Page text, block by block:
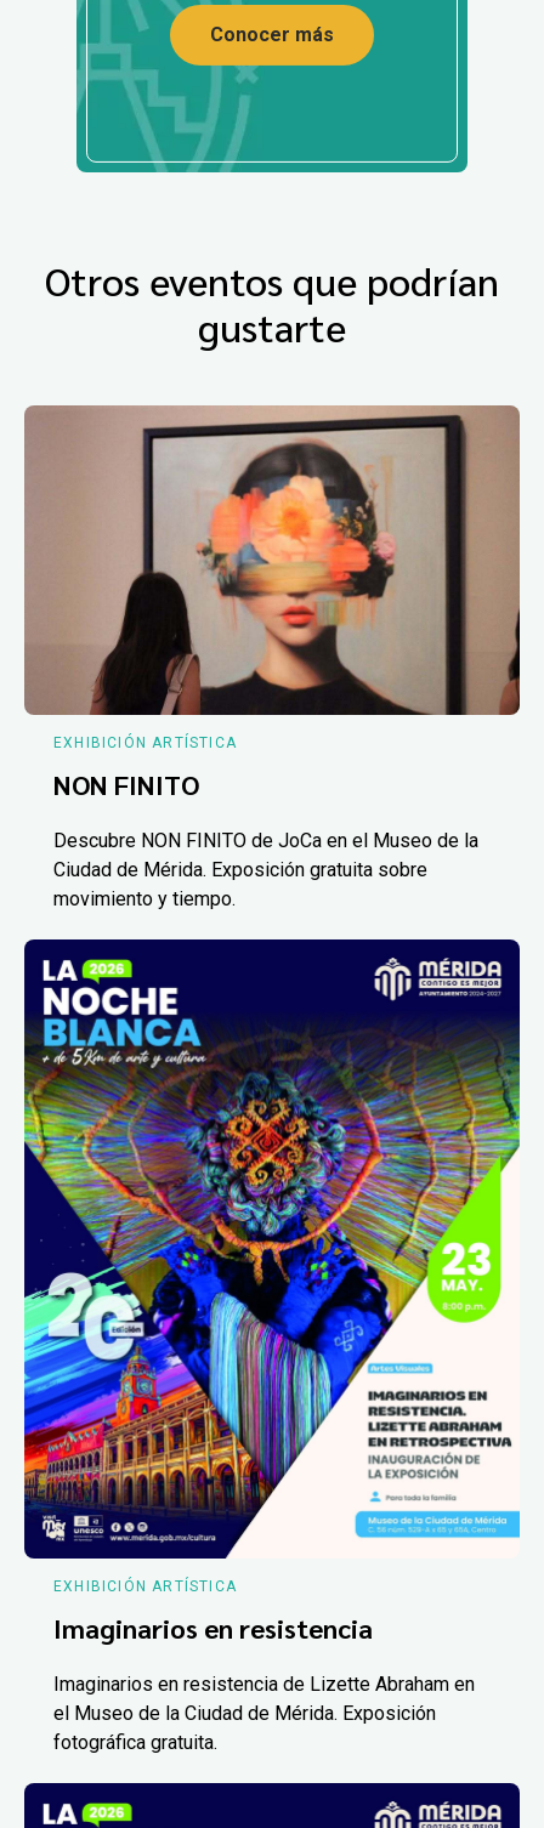
Conocer más
Otros eventos que podrían
gustarte
EXHIBICIÓN ARTÍSTICA
NON FINITO
Descubre NON FINITO de JoCa en el Museo de la
Ciudad de Mérida. Exposición gratuita sobre
movimiento y tiempo.
EXHIBICIÓN ARTÍSTICA
Imaginarios en resistencia
Imaginarios en resistencia de Lizette Abraham en
el Museo de la Ciudad de Mérida. Exposición
fotográfica gratuita.